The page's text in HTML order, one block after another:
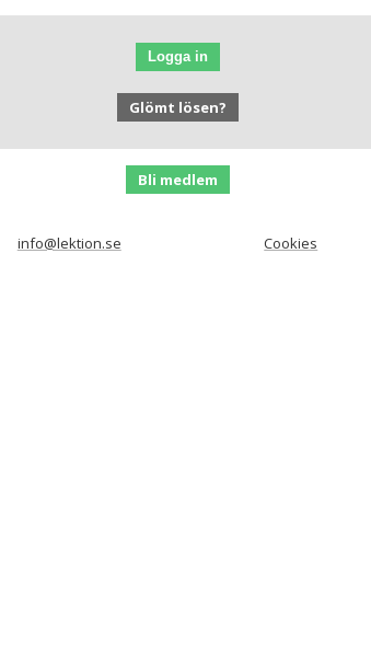
Logga in
Glömt lösen?
Bli medlem
info@lektion.se Cookies